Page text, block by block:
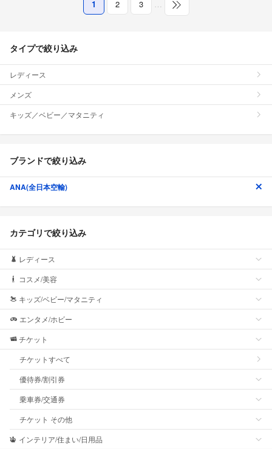
1 2 3 …
タイプで絞り込み
レディース
メンズ
キッズ／ベビー／マタニティ
ブランドで絞り込み
ANA(全日本空輸)
カテゴリで絞り込み
レディース
コスメ/美容
キッズ/ベビー/マタニティ
エンタメ/ホビー
チケット
チケットすべて
優待券/割引券
乗車券/交通券
チケット その他
インテリア/住まい/日用品